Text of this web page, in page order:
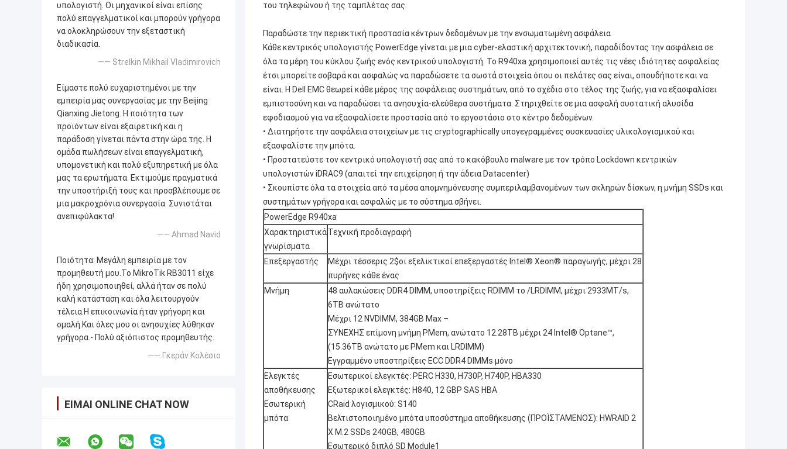
υπολογιστή. Οι μηχανικοί είναι επίσης
πολύ επαγγελματικοί και μπορούν γρήγορα
να ολοκληρώσουν την εξεταστική
διαδικασία.
—— Strelkin Mikhail Vladimirovich
Είμαστε πολύ ευχαριστημένοι με την
εμπειρία μας συνεργασίας με την Beijing
Qianxing Jietong. Η ποιότητα των
προϊόντων είναι εξαιρετική και η
παράδοση γίνεται πάντα στην ώρα της. Η
ομάδα πωλήσεων είναι επαγγελματική,
υπομονετική και πολύ εξυπηρετική με όλα
μας τα ερωτήματα. Εκτιμούμε πραγματικά
την υποστήριξή τους και προσβλέπουμε σε
μια μακροχρόνια συνεργασία. Συνιστάται
ανεπιφύλακτα!
—— Ahmad Navid
Ποιότητα: Μεγάλη εμπειρία με τον
προμηθευτή μου.Το MikroTik RB3011 είχε
ήδη χρησιμοποιηθεί, αλλά ήταν σε πολύ
καλή κατάσταση και όλα λειτουργούν
τέλεια.Η επικοινωνία ήταν γρήγορη και
ομαλή.Και όλες μου οι ανησυχίες λύθηκαν
γρήγορα.- Πολύ αξιόπιστος προμηθευτής.
—— Γκεράν Κολέσιο
ΕΊΜΑΙ ONLINE CHAT NOW
του τηλεφώνου ή της ταμπλέτας σας.
Παραδώστε την περιεκτική προστασία κέντρων δεδομένων με την ενσωματωμένη ασφάλεια
Κάθε κεντρικός υπολογιστής PowerEdge γίνεται με μια cyber-ελαστική αρχιτεκτονική, παραδίδοντας την ασφάλεια σε
όλα τα μέρη του κύκλου ζωής ενός κεντρικού υπολογιστή. Το R940xa χρησιμοποιεί αυτές τις νέες ιδιότητες ασφαλείας
έτσι μπορείτε σοβαρά και ασφαλώς να παραδώσετε τα σωστά στοιχεία όπου οι πελάτες σας είναι, οπουδήποτε και να
είναι. Η Dell EMC θεωρεί κάθε μέρος της ασφάλειας συστημάτων, από το σχέδιο στο τέλος της ζωής, για να εξασφαλίσει
εμπιστοσύνη και να παραδώσει τα ανησυχία-ελεύθερα συστήματα. Στηριχθείτε σε μια ασφαλή συστατική αλυσίδα
εφοδιασμού για να εξασφαλίσετε προστασία από το εργοστάσιο στο κέντρο δεδομένων.
• Διατηρήστε την ασφάλεια στοιχείων με τις cryptographically υπογεγραμμένες συσκευασίες υλικολογισμικού και
εξασφαλίστε την μπότα.
• Προστατεύστε τον κεντρικό υπολογιστή σας από το κακόβουλο malware με τον τρόπο Lockdown κεντρικών
υπολογιστών iDRAC9 (απαιτεί την επιχείρηση ή την άδεια Datacenter)
• Σκουπίστε όλα τα στοιχεία από τα μέσα απομνημόνευσης συμπεριλαμβανομένων των σκληρών δίσκων, η μνήμη SSDs και
συστημάτων γρήγορα και ασφαλώς με το σύστημα σβήνει.
PowerEdge R940xa
Χαρακτηριστικά
γνωρίσματα
Τεχνική προδιαγραφή
Επεξεργαστής
Μέχρι τέσσερις 2$οι εξελικτικοί επεξεργαστές Intel® Xeon® παραγωγής, μέχρι 28
πυρήνες κάθε ένας
Μνήμη
48 αυλακώσεις DDR4 DIMM, υποστηρίξεις RDIMM το /LRDIMM, μέχρι 2933MT/s,
6TB ανώτατο
Μέχρι 12 NVDIMM, 384GB Max –
ΣΥΝΕΧΗΣ επίμονη μνήμη PMem, ανώτατο 12.28TB μέχρι 24 Intel® Optane™,
(15.36TB ανώτατο με PMem και LRDIMM)
Εγγραμμένο υποστηρίξεις ECC DDR4 DIMMs μόνο
Ελεγκτές
αποθήκευσης
Εσωτερική
μπότα
Εσωτερικοί ελεγκτές: PERC H330, H730P, H740P, HBA330
Εξωτερικοί ελεγκτές: H840, 12 GBP SAS HBA
CRaid λογισμικού: S140
Βελτιστοποιημένο μπότα υποσύστημα αποθήκευσης (ΠΡΟΪΣΤΑΜΕΝΟΣ): HWRAID 2
Χ M.2 SSDs 240GB, 480GB
Εσωτερικό διπλό SD Module1